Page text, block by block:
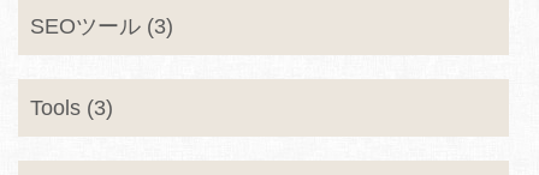
SEOツール (3)
Tools (3)